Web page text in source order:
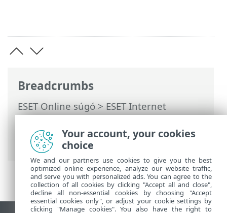
Breadcrumbs
ESET Online súgó>ESET Internet
Security>Az ESET Internet Security
használata>Frissítés> Frissítési
feladatok létrehozása
Your account, your cookies
choice
We and our partners use cookies to give you the best
optimized online experience, analyze our website traffic,
and serve you with personalized ads. You can agree to the
collection of all cookies by clicking "Accept all and close",
decline all non-essential cookies by choosing "Accept
essential cookies only", or adjust your cookie settings by
clicking "Manage cookies". You also have the right to